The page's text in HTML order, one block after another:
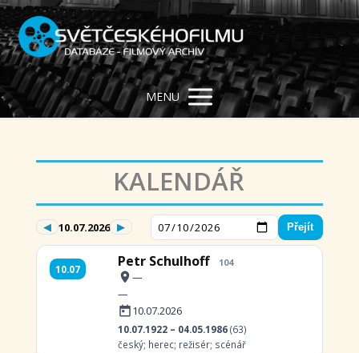
MENU
KALENDÁŘ
◀ 10.07.2026 ▶ Přejít
10.07 Petr Schulhoff 104
—
—
10.07.2026
10.07.1922 – 04.05.1986(63)
český; herec; režisér; scénář